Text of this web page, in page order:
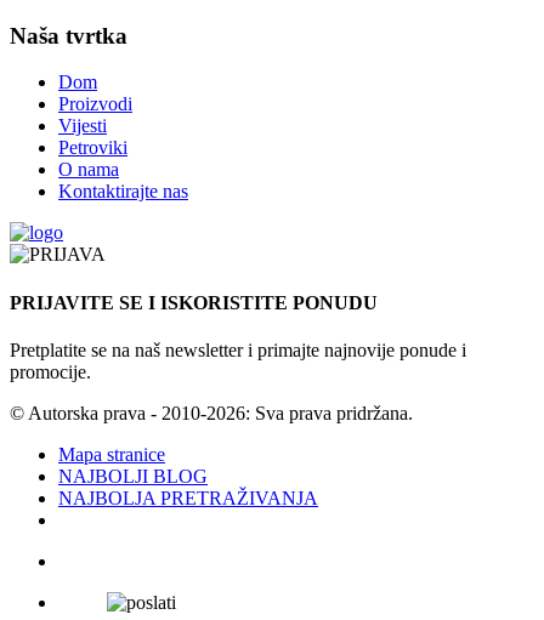
Naša tvrtka
Dom
Proizvodi
Vijesti
Petroviki
O nama
Kontaktirajte nas
PRIJAVITE SE I ISKORISTITE PONUDU
Pretplatite se na naš newsletter i primajte najnovije ponude i
promocije.
© Autorska prava - 2010-2026: Sva prava pridržana.
Mapa stranice
NAJBOLJI BLOG
NAJBOLJA PRETRAŽIVANJA